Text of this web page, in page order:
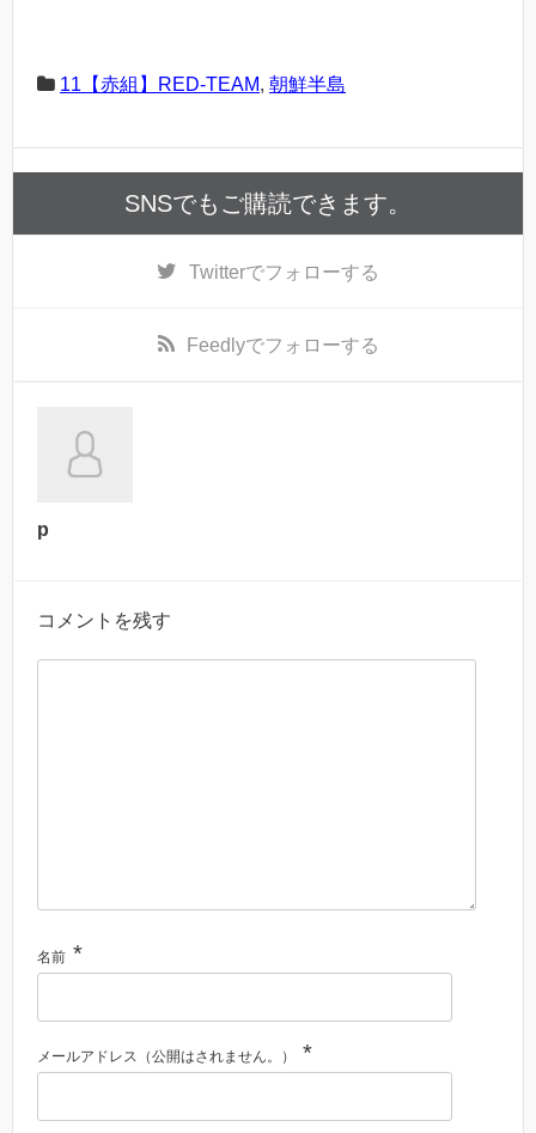
11【赤組】RED-TEAM, 朝鮮半島
SNSでもご購読できます。
Twitterでフォローする
Feedlyでフォローする
p
コメントを残す
名前 *
メールアドレス（公開はされません。） *